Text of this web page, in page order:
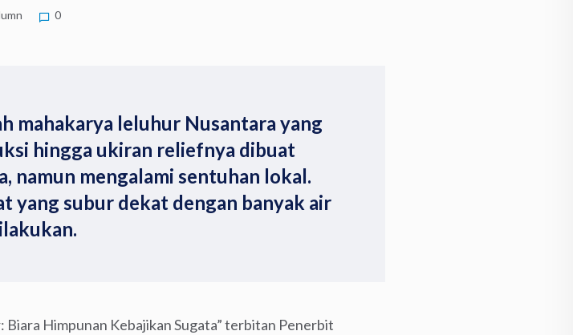
0
mahakarya leluhur Nusantara yang
hingga ukiran reliefnya dibuat
namun mengalami sentuhan lokal.
yang subur dekat dengan banyak air
Himpunan Kebajikan Sugata” terbitan Penerbit